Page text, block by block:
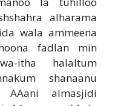
alharama
wala ammeena
fadlan min
itha halaltum
shanaanu
almasjidi